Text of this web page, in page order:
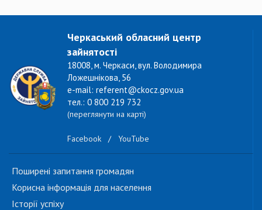
Черкаський обласний центр
зайнятості
18008, м. Черкаси, вул. Володимира
Ложешнікова, 56
e-mail: referent@ckocz.gov.ua
тел.: 0 800 219 732
(переглянути на карті)
Facebook / YouTube
Поширені запитання громадян
Корисна інформація для населення
Історії успіху